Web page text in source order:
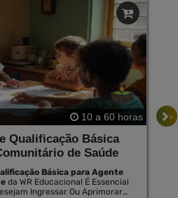
10 a 60 horas
Qualificação Básica
de Saúde
Básica para Agente
da WR Educacional É Essencial
Ingressar Ou Aprimorar
›